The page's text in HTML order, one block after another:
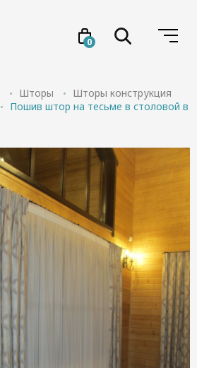
0
Услуги
Акции
Проекты
О нас
Отзывы
Дизайнерам
Контакты
Шторы
Шторы конструкция
Пошив штор на тесьме в столовой в